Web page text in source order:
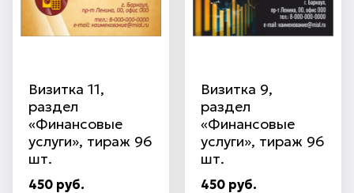
Визитка 11,
раздел
«Финансовые
услуги», тираж 96
шт.
450 руб.
Визитка 9,
раздел
«Финансовые
услуги», тираж 96
шт.
450 руб.